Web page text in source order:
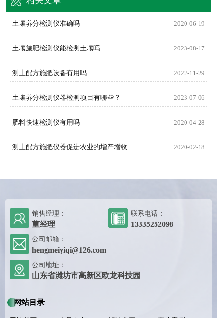
土壤养分检测仪准确吗 2020-06-19
土壤施肥检测仪能检测土壤吗 2023-08-17
测土配方施肥设备有用吗 2022-11-29
土壤养分检测仪器检测项目有哪些？ 2023-07-06
肥料快速检测仪有用吗 2020-04-28
测土配方施肥仪器促进农业的增产增收 2020-02-18
销售经理：
董经理
联系电话：
13335252098
公司邮箱：
hengmeiyiqi@126.com
公司地址：
山东省潍坊市高新区欧龙科技园
网站目录